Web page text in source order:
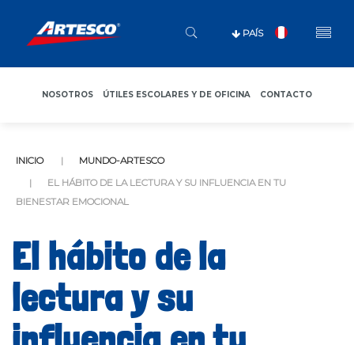
PAÍS
NOSOTROS ÚTILES ESCOLARES Y DE OFICINA CONTACTO
INICIO
MUNDO-ARTESCO
EL HÁBITO DE LA LECTURA Y SU INFLUENCIA EN TU
BIENESTAR EMOCIONAL
El hábito de la
lectura y su